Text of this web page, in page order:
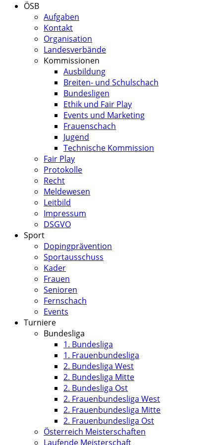
ÖSB
Aufgaben
Kontakt
Organisation
Landesverbände
Kommissionen
Ausbildung
Breiten- und Schulschach
Bundesligen
Ethik und Fair Play
Events und Marketing
Frauenschach
Jugend
Technische Kommission
Fair Play
Protokolle
Recht
Meldewesen
Leitbild
Impressum
DSGVO
Sport
Dopingprävention
Sportausschuss
Kader
Frauen
Senioren
Fernschach
Events
Turniere
Bundesliga
1. Bundesliga
1. Frauenbundesliga
2. Bundesliga West
2. Bundesliga Mitte
2. Bundesliga Ost
2. Frauenbundesliga West
2. Frauenbundesliga Mitte
2. Frauenbundesliga Ost
Österreich Meisterschaften
Laufende Meisterschaft